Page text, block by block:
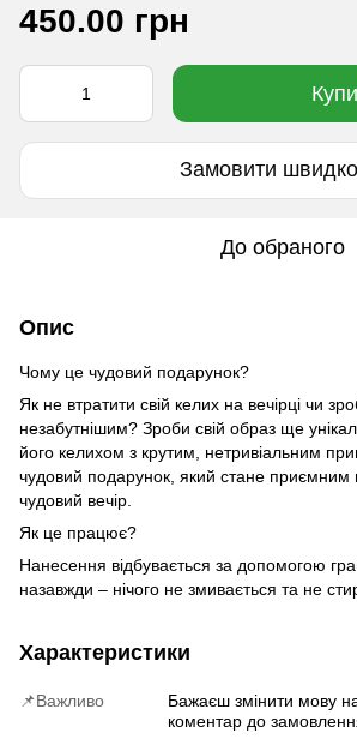
450.00 грн
Замовити швидко
До обраного
Опис
Чому це чудовий подарунок?
Як не втратити свій келих на вечірці чи
незабутнішим? Зроби свій образ ще
його келихом з крутим, нетривіальним
чудовий подарунок, який стане приємним
чудовий вечір.
Як це працює?
Нанесення відбувається за допомогою
назавжди – нічого не змивається та не
Характеристики
📌Важливо
Бажаєш змінити мову
коментар до